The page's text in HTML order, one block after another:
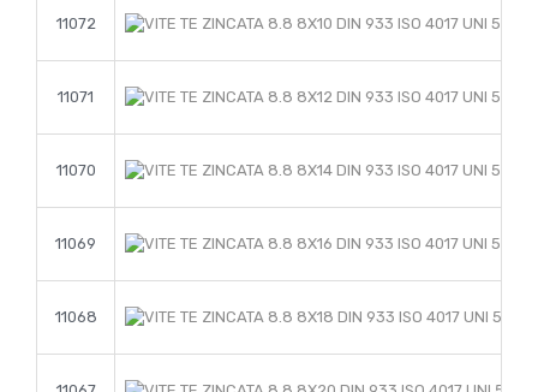
11072
11071
11070
11069
11068